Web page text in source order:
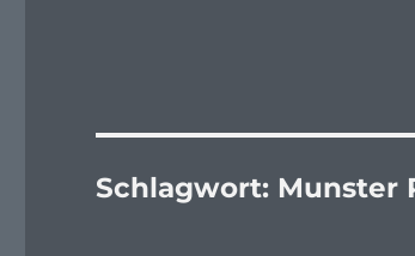
Schlagwort: Munster